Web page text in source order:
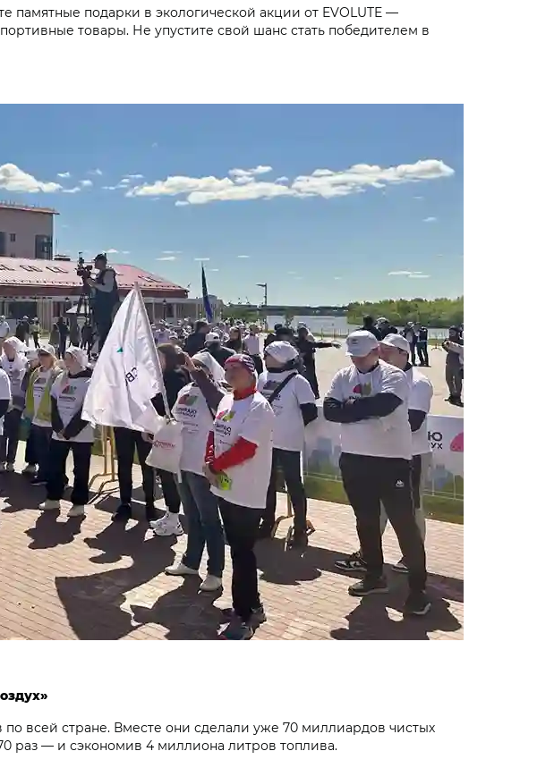
памятные подарки в экологической акции от EVOLUTE —
товары. Не упустите свой шанс стать победителем в
всей стране. Вместе они сделали уже 70 миллиардов чистых
раз — и сэкономив 4 миллиона литров топлива.